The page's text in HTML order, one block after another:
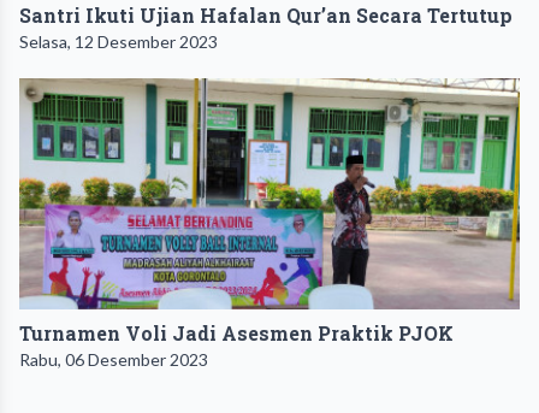
Santri Ikuti Ujian Hafalan Qur’an Secara Tertutup
Selasa, 12 Desember 2023
Turnamen Voli Jadi Asesmen Praktik PJOK
Rabu, 06 Desember 2023